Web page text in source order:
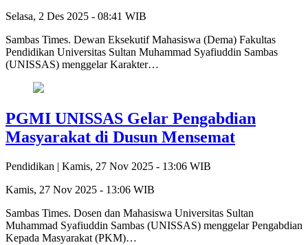
Selasa, 2 Des 2025 - 08:41 WIB
Sambas Times. Dewan Eksekutif Mahasiswa (Dema) Fakultas
Pendidikan Universitas Sultan Muhammad Syafiuddin Sambas
(UNISSAS) menggelar Karakter…
PGMI UNISSAS Gelar Pengabdian
Masyarakat di Dusun Mensemat
Pendidikan | Kamis, 27 Nov 2025 - 13:06 WIB
Kamis, 27 Nov 2025 - 13:06 WIB
Sambas Times. Dosen dan Mahasiswa Universitas Sultan
Muhammad Syafiuddin Sambas (UNISSAS) menggelar Pengabdian
Kepada Masyarakat (PKM)…